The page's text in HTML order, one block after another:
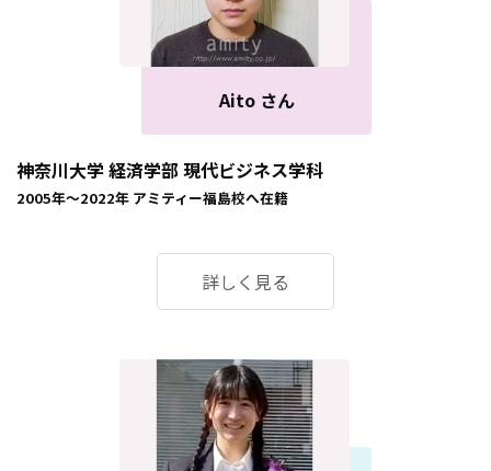
Aito さん
神奈川大学 経済学部 現代ビジネス学科
2005年～2022年 アミティー福島校へ在籍
詳しく見る